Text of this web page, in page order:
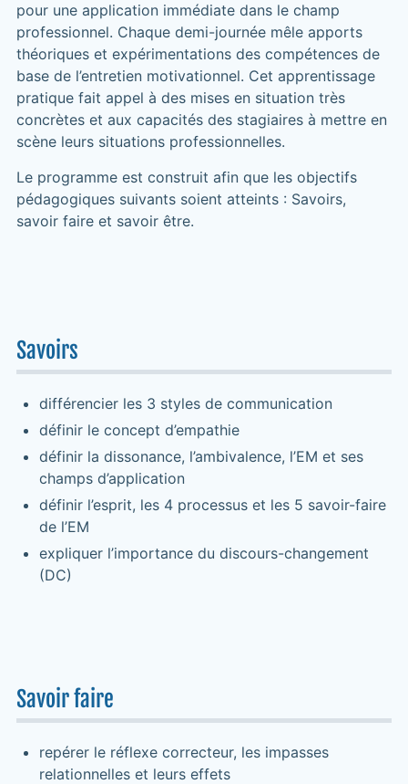
pour une application immédiate dans le champ
professionnel. Chaque demi-journée mêle apports
théoriques et expérimentations des compétences de
base de l’entretien motivationnel. Cet apprentissage
pratique fait appel à des mises en situation très
concrètes et aux capacités des stagiaires à mettre en
scène leurs situations professionnelles.
Le programme est construit afin que les objectifs
pédagogiques suivants soient atteints : Savoirs,
savoir faire et savoir être.
Savoirs
différencier les 3 styles de communication
définir le concept d’empathie
définir la dissonance, l’ambivalence, l’EM et ses
champs d’application
définir l’esprit, les 4 processus et les 5 savoir-faire
de l’EM
expliquer l’importance du discours-changement
(DC)
Savoir faire
repérer le réflexe correcteur, les impasses
relationnelles et leurs effets